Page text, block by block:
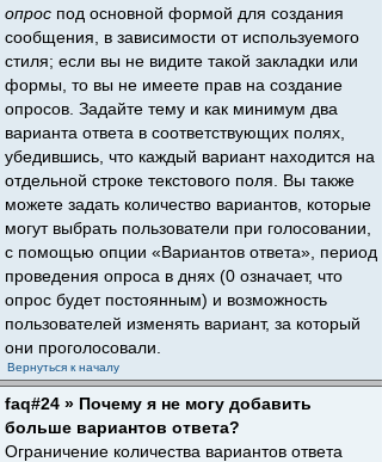
опрос под основной формой для создания
сообщения, в зависимости от используемого
стиля; если вы не видите такой закладки или
формы, то вы не имеете прав на создание
опросов. Задайте тему и как минимум два
варианта ответа в соответствующих полях,
убедившись, что каждый вариант находится на
отдельной строке текстового поля. Вы также
можете задать количество вариантов, которые
могут выбрать пользователи при голосовании,
с помощью опции «Вариантов ответа», период
проведения опроса в днях (0 означает, что
опрос будет постоянным) и возможность
пользователей изменять вариант, за который
они проголосовали.
Вернуться к началу
faq#24 » Почему я не могу добавить
больше вариантов ответа?
Ограничение количества вариантов ответа